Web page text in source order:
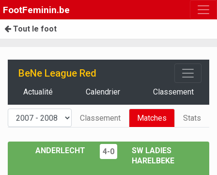
FootFeminin.be
Tout le foot
BeNe League Red
Actualité Calendrier Classement
Classement Matches Stats
ANDERLECHT 4-0
SW LADIES
HARELBEKE